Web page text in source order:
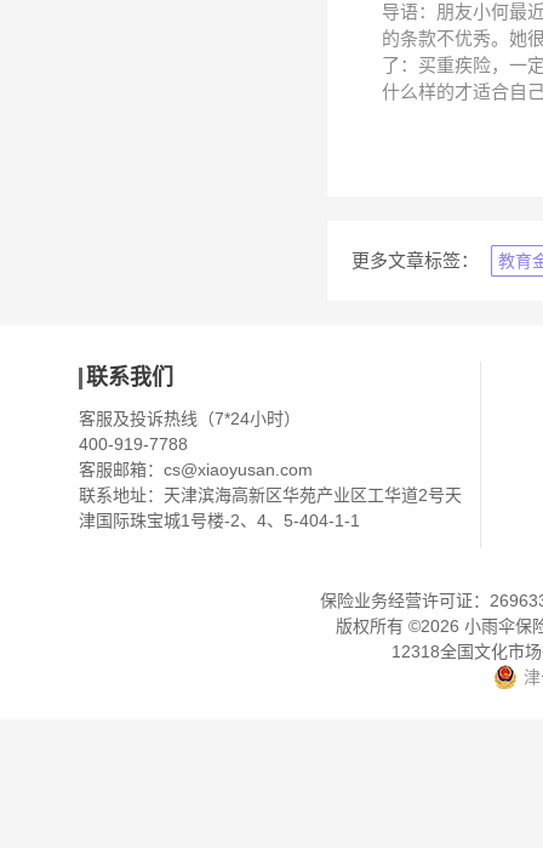
导语：朋友小何最
的条款不优秀。她
了：买重疾险，一
什么样的才适合自
更多文章标签： 教育
联系我们
客服及投诉热线（7*24小时）
400-919-7788
客服邮箱： cs@xiaoyusan.com
联系地址：天津滨海高新区华苑产业区工华道2号天
津国际珠宝城1号楼-2、4、5-404-1-1
保险业务经营许可证：
版权所有 ©2026 小雨伞保
12318全国文化市